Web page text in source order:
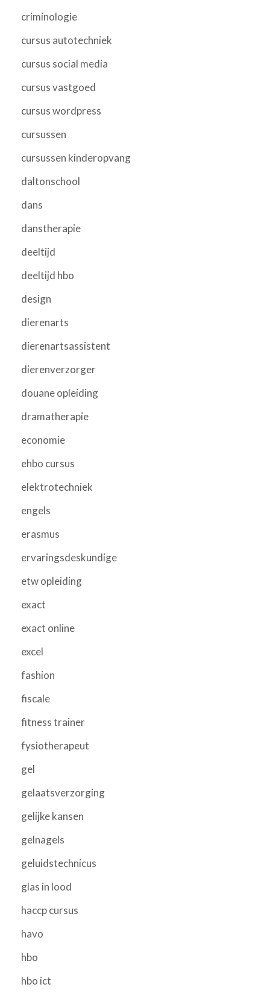
criminologie
cursus autotechniek
cursus social media
cursus vastgoed
cursus wordpress
cursussen
cursussen kinderopvang
daltonschool
dans
danstherapie
deeltijd
deeltijd hbo
design
dierenarts
dierenartsassistent
dierenverzorger
douane opleiding
dramatherapie
economie
ehbo cursus
elektrotechniek
engels
erasmus
ervaringsdeskundige
etw opleiding
exact
exact online
excel
fashion
fiscale
fitness trainer
fysiotherapeut
gel
gelaatsverzorging
gelijke kansen
gelnagels
geluidstechnicus
glas in lood
haccp cursus
havo
hbo
hbo ict